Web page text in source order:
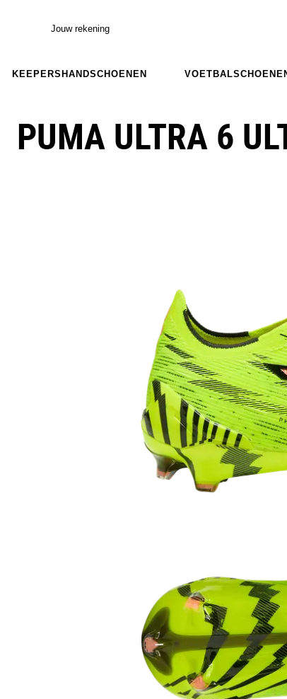
Jouw rekening
KEEPERSHANDSCHOENEN
PUMA ULTRA 6